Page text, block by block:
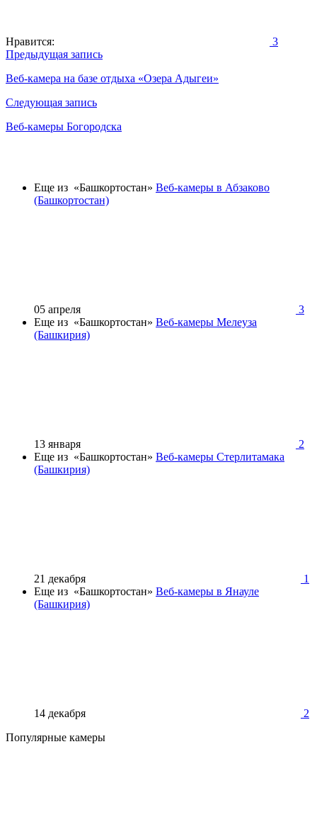
Нравится: 3
Навигация
по
записям
Предыдущая запись
Веб-камера на базе отдыха «Озера Адыгеи»
Следующая запись
Веб-камеры Богородска
Еще из «Башкортостан» Веб-камеры в Абзаково
(Башкортостан)
05 апреля
3
Еще из «Башкортостан» Веб-камеры Мелеуза
(Башкирия)
13 января
2
Еще из «Башкортостан» Веб-камеры Стерлитамака
(Башкирия)
21 декабря
1
Еще из «Башкортостан» Веб-камеры в Янауле
(Башкирия)
14 декабря
2
Популярные камеры